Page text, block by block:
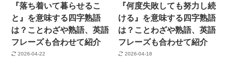
『落ち着いて暮らせるこ
と』を意味する四字熟語
は？ことわざや熟語、英語
フレーズも合わせて紹介
2026-04-22
『何度失敗しても努力し続
ける』を意味する四字熟語
は？ことわざや熟語、英語
フレーズも合わせて紹介
2026-04-18